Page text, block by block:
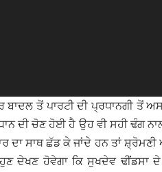
ਤੋਂ ਪਾਰਟੀ ਦੀ ਪ੍ਰਧਾਨਗੀ ਤੋਂ
ਦੀ ਚੋਣ ਹੋਈ ਹੈ ਉਹ ਵੀ ਸਹੀ ਢੰਗ
ਦਾ ਸਾਥ ਛੱਡ ਕੇ ਜਾਂਦੇ ਹਨ ਤਾਂ
ਦੇਖਣ ਹੋਵੇਗਾ ਕਿ ਸੁਖਦੇਵ ਢੀਂਡਸਾ